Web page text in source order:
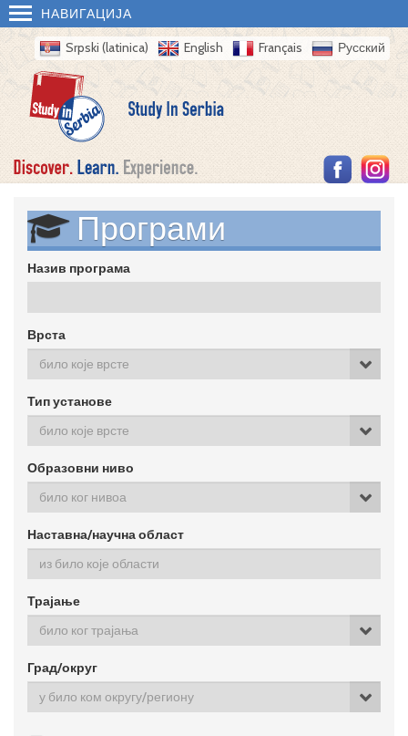
НАВИГАЦИЈА
Srpski (latinica) English Français Русский
Програми
Назив програма
Врста
било које врсте
Тип установе
било које врсте
Образовни ниво
било ког нивоа
Наставна/научна област
Трајање
било ког трајања
Град/округ
у било ком округу/региону